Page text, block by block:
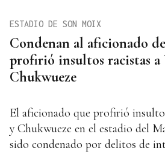
Condenan al aficionado
profirió insultos racistas a
Chukwueze
ESTADIO DE SON MOIX
El aficionado que profirió
y Chukwueze en el estadio del
sido condenado por delitos de